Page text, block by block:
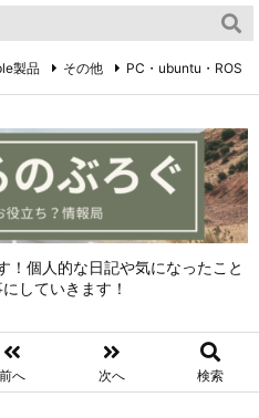
！個人的な日記や気になったこと
していきます！
前へ 次へ 検索
製品 その他 PC・ubuntu・ROS